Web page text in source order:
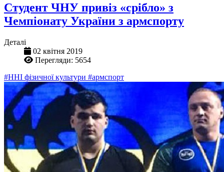
Студент ЧНУ привіз «срібло» з
Чемпіонату України з армспорту
Деталі
02 квітня 2019
Перегляди: 5654
#ННІ фізичної культури #армспорт